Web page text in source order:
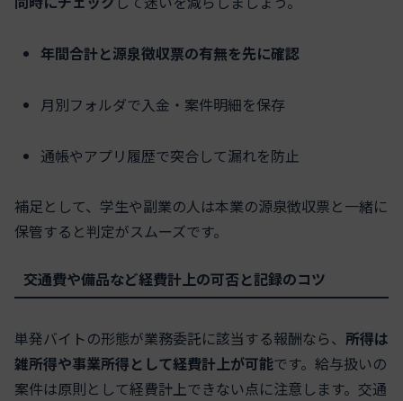
年間合計と源泉徴収票の有無を先に確認
月別フォルダで入金・案件明細を保存
通帳やアプリ履歴で突合して漏れを防止
補足として、学生や副業の人は本業の源泉徴収票と一緒に
保管すると判定がスムーズです。
交通費や備品など経費計上の可否と記録のコツ
単発バイトの形態が業務委託に該当する報酬なら、 所得は
雑所得や事業所得として経費計上が可能です。給与扱いの
案件は原則として経費計上できない点に注意します。交通